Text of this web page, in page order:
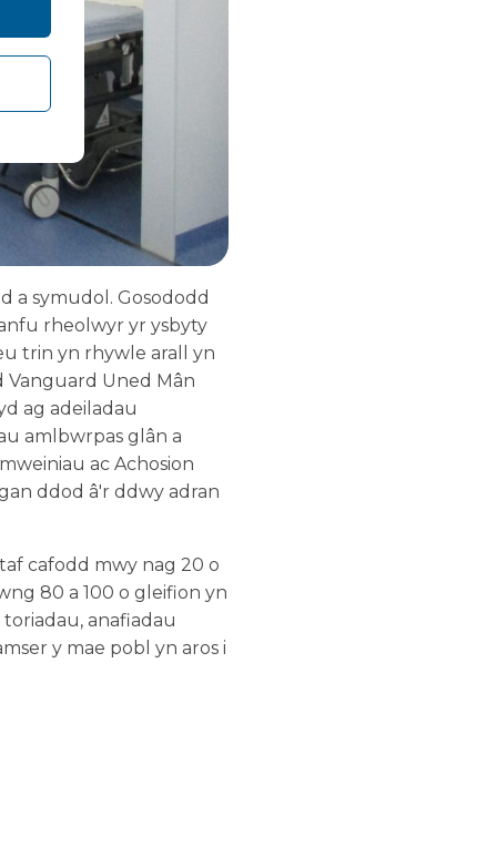
a symudol. Gosododd
rheolwyr yr ysbyty
trin yn rhywle arall yn
Vanguard Uned Mân
ag adeiladau
amlbwrpas glân a
ac Achosion
ddod â'r ddwy adran
cafodd mwy nag 20 o
80 a 100 o gleifion yn
anafiadau
y mae pobl yn aros i